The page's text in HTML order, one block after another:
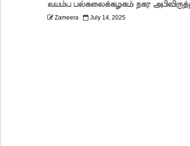
SLS தரமற்ற தலைக்கவசங்கள்
வயம்ப பல்கலைக்கழகம் நகர
Zameera July 14, 2025